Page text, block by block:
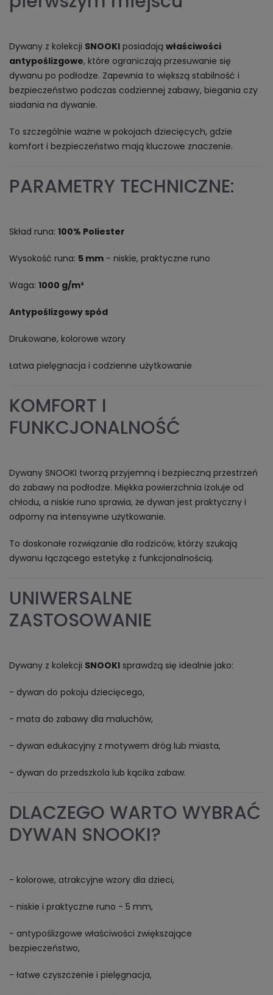
Dywany z kolekcji SNOOKI posiadają właściwości
antypoślizgowe, które ograniczają przesuwanie się
dywanu po podłodze. Zapewnia to większą stabilność i
bezpieczeństwo podczas codziennej zabawy, biegania czy
siadania na dywanie.
To szczególnie ważne w pokojach dziecięcych, gdzie
komfort i bezpieczeństwo mają kluczowe znaczenie.
PARAMETRY TECHNICZNE:
Skład runa: 100% Poliester
Wysokość runa: 5 mm - niskie, praktyczne runo
Waga: 1000 g/m²
Antypoślizgowy spód
Drukowane, kolorowe wzory
Łatwa pielęgnacja i codzienne użytkowanie
KOMFORT I
FUNKCJONALNOŚĆ
Dywany SNOOKI tworzą przyjemną i bezpieczną przestrzeń
do zabawy na podłodze. Miękka powierzchnia izoluje od
chłodu, a niskie runo sprawia, że dywan jest praktyczny i
odporny na intensywne użytkowanie.
To doskonałe rozwiązanie dla rodziców, którzy szukają
dywanu łączącego estetykę z funkcjonalnością.
UNIWERSALNE
ZASTOSOWANIE
Dywany z kolekcji SNOOKI sprawdzą się idealnie jako:
- dywan do pokoju dziecięcego,
- mata do zabawy dla maluchów,
- dywan edukacyjny z motywem dróg lub miasta,
- dywan do przedszkola lub kącika zabaw.
DLACZEGO WARTO WYBRAĆ
DYWAN SNOOKI?
- kolorowe, atrakcyjne wzory dla dzieci,
- niskie i praktyczne runo - 5 mm,
- antypoślizgowe właściwości zwiększające
bezpieczeństwo,
- łatwe czyszczenie i pielęgnacja,